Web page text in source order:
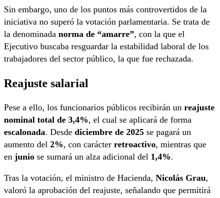
Sin embargo, uno de los puntos más controvertidos de la
iniciativa no superó la votación parlamentaria. Se trata de
la denominada norma de “amarre”, con la que el
Ejecutivo buscaba resguardar la estabilidad laboral de los
trabajadores del sector público, la que fue rechazada.
Reajuste salarial
Pese a ello, los funcionarios públicos recibirán un reajuste
nominal total de 3,4%, el cual se aplicará de forma
escalonada. Desde diciembre de 2025 se pagará un
aumento del 2%, con carácter retroactivo, mientras que
en junio se sumará un alza adicional del 1,4%.
Tras la votación, el ministro de Hacienda, Nicolás Grau,
valoró la aprobación del reajuste, señalando que permitirá